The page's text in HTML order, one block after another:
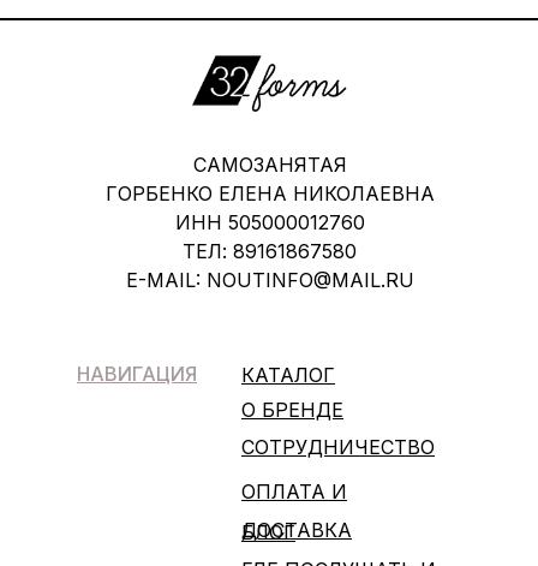
САМОЗАНЯТАЯ
ГОРБЕНКО ЕЛЕНА НИКОЛАЕВНА
ИНН 505000012760
ТЕЛ: 89161867580
E-MAIL: NOUTINFO@MAIL.RU
КАТАЛОГ
НАВИГАЦИЯ
ОПЛАТА И
ДОСТАВКА
СОТРУДНИЧЕСТВО
О БРЕНДЕ
БЛОГ